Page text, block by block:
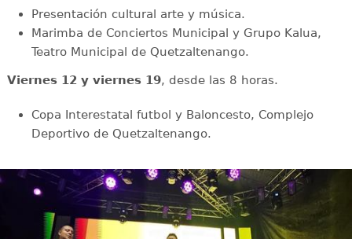
Presentación cultural arte y música.
Marimba de Conciertos Municipal y Grupo Kalua,
Teatro Municipal de Quetzaltenango.
Viernes 12 y viernes 19, desde las 8 horas.
Copa Interestatal futbol y Baloncesto, Complejo
Deportivo de Quetzaltenango.